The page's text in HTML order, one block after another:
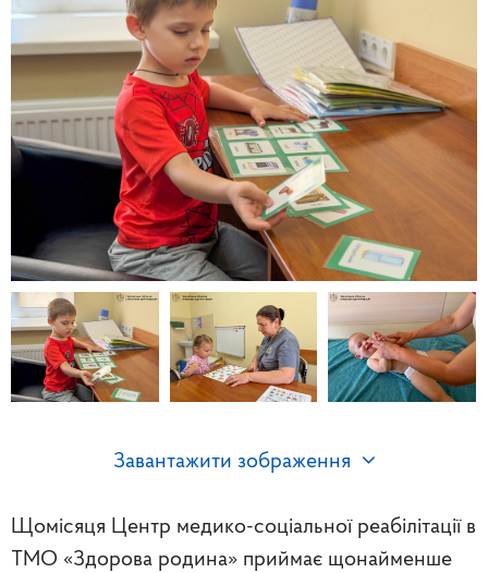
Завантажити зображення
Щомісяця Центр медико-соціальної реабілітації в
ТМО «Здорова родина» приймає щонайменше